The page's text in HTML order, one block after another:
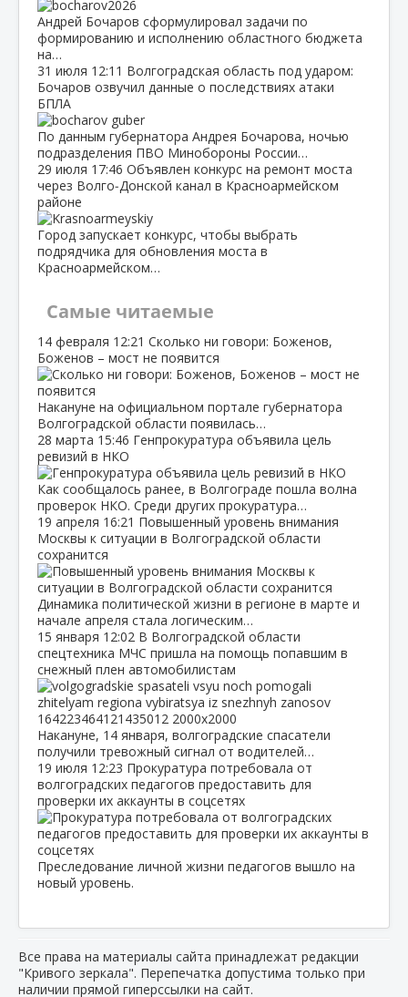
Андрей Бочаров сформулировал задачи по
формированию и исполнению областного бюджета
на…
31 июля 12:11 Волгоградская область под ударом:
Бочаров озвучил данные о последствиях атаки
БПЛА
По данным губернатора Андрея Бочарова, ночью
подразделения ПВО Минобороны России…
29 июля 17:46 Объявлен конкурс на ремонт моста
через Волго‑Донской канал в Красноармейском
районе
Город запускает конкурс, чтобы выбрать
подрядчика для обновления моста в
Красноармейском…
Самые читаемые
14 февраля 12:21 Сколько ни говори: Боженов,
Боженов – мост не появится
Накануне на официальном портале губернатора
Волгоградской области появилась…
28 марта 15:46 Генпрокуратура объявила цель
ревизий в НКО
Как сообщалось ранее, в Волгограде пошла волна
проверок НКО. Среди других прокуратура…
19 апреля 16:21 Повышенный уровень внимания
Москвы к ситуации в Волгоградской области
сохранится
Динамика политической жизни в регионе в марте и
начале апреля стала логическим…
15 января 12:02 В Волгоградской области
спецтехника МЧС пришла на помощь попавшим в
снежный плен автомобилистам
Накануне, 14 января, волгоградские спасатели
получили тревожный сигнал от водителей…
19 июля 12:23 Прокуратура потребовала от
волгоградских педагогов предоставить для
проверки их аккаунты в соцсетях
Преследование личной жизни педагогов вышло на
новый уровень.
Все права на материалы сайта принадлежат редакции
"Кривого зеркала". Перепечатка допустима только при
наличии прямой гиперссылки на сайт.